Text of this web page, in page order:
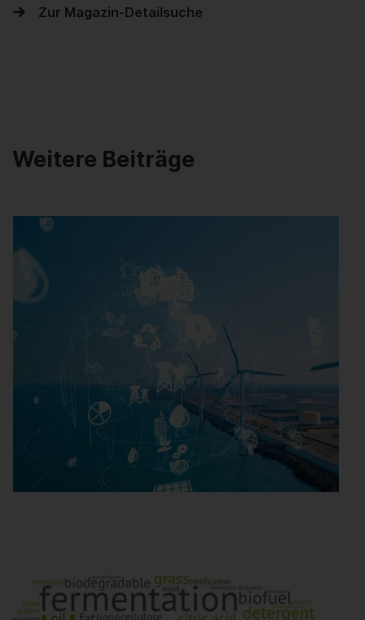
Zur Magazin-Detailsuche
Weitere Beiträge
Energy Innovation
Vom Strom zum Molekül: Wie